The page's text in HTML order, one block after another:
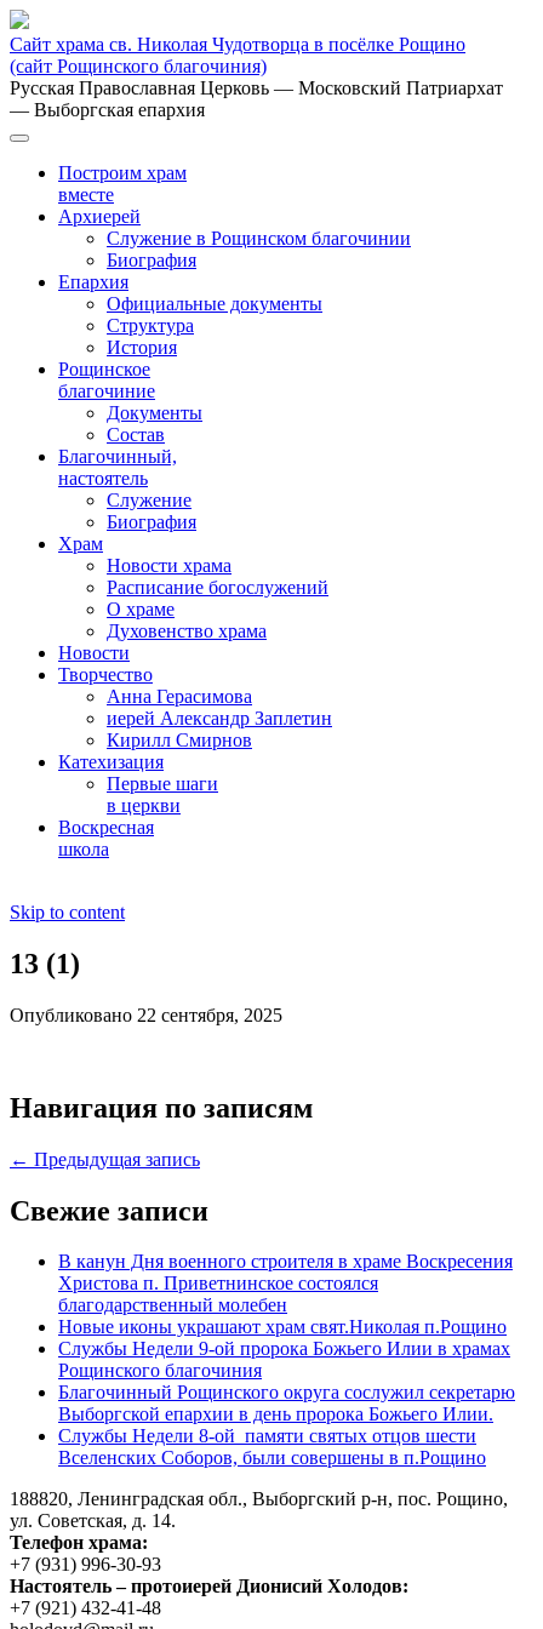
Сайт храма св. Николая Чудотворца в посёлке Рощино
(сайт Рощинского благочиния)
Русская Православная Церковь — Московский Патриархат
— Выборгская епархия
Построим храм
вместе
Архиерей
Служение в Рощинском благочинии
Биография
Епархия
Официальные документы
Структура
История
Рощинское
благочиние
Документы
Состав
Благочинный,
настоятель
Служение
Биография
Храм
Новости храма
Расписание богослужений
О храме
Духовенство храма
Новости
Творчество
Анна Герасимова
иерей Александр Заплетин
Кирилл Смирнов
Катехизация
Первые шаги
в церкви
Воскресная
школа
Skip to content
13 (1)
Опубликовано 22 сентября, 2025
Навигация по записям
← Предыдущая запись
Свежие записи
В канун Дня военного строителя в храме Воскресения
Христова п. Приветнинское состоялся
благодарственный молебен
Новые иконы украшают храм свят.Николая п.Рощино
Службы Недели 9-ой пророка Божьего Илии в храмах
Рощинского благочиния
Благочинный Рощинского округа сослужил секретарю
Выборгской епархии в день пророка Божьего Илии.
Службы Недели 8-ой памяти святых отцов шести
Вселенских Соборов, были совершены в п.Рощино
188820, Ленинградская обл., Выборгский р-н, пос. Рощино,
ул. Советская, д. 14.
Телефон храма:
+7 (931) 996-30-93
Настоятель – протоиерей Дионисий Холодов:
+7 (921) 432-41-48